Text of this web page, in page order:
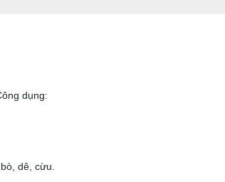
dụng:
dê, cừu.